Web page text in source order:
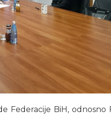
Federacije BiH, odnosno